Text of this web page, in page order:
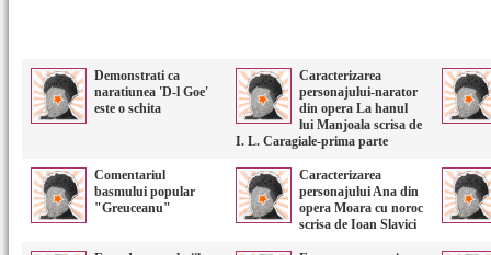
Demonstrati ca
naratiunea 'D-l Goe'
este o schita
Caracterizarea
personajului-narator
din opera La hanul
lui Manjoala scrisa de
I. L. Caragiale-prima parte
Comentariul
basmului popular
"Greuceanu"
Caracterizarea
personajului Ana din
opera Moara cu noroc
scrisa de Ioan Slavici